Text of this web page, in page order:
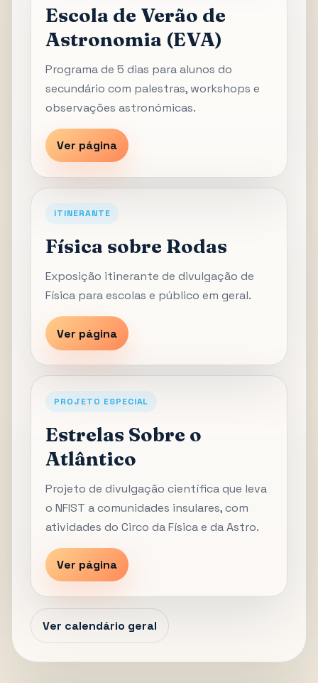
Escola de Verão de
Astronomia (EVA)
Programa de 5 dias para alunos do
secundário com palestras, workshops e
observações astronómicas.
Ver página
ITINERANTE
Física sobre Rodas
Exposição itinerante de divulgação de
Física para escolas e público em geral.
Ver página
PROJETO ESPECIAL
Estrelas Sobre o
Atlântico
Projeto de divulgação científica que leva
o NFIST a comunidades insulares, com
atividades do Circo da Física e da Astro.
Ver página
Ver calendário geral